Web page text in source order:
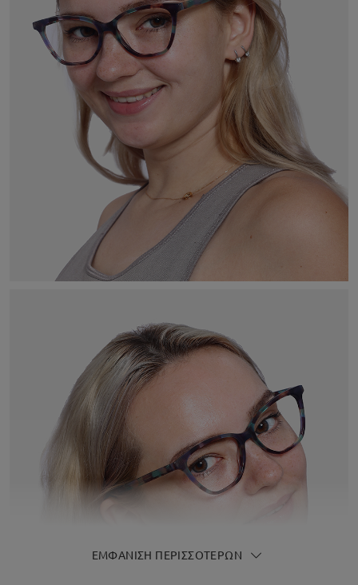
ΕΜΦΆΝΙΣΗ ΠΕΡΙΣΣΌΤΕΡΩΝ